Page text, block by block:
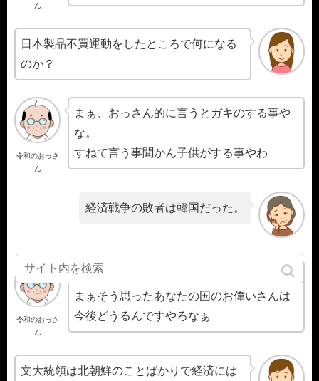
ん
日本製品不買運動をしたところで何になる
のか？
令和のおっさ
ん
まぁ、おっさん的に言うとガキのする事や
な。
すねて言う事聞かん子供がする事やわ
経済戦争の敗者は韓国だった。
令和のおっさ
ん
それが答えですわ。
まぁそう思ったあなたの国のお偉いさんは
今後どうるんですやろなぁ
文大統領は北朝鮮のことばかりで経済には